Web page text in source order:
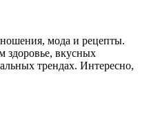
мода и рецепты.
вкусных
трендах. Интересно,